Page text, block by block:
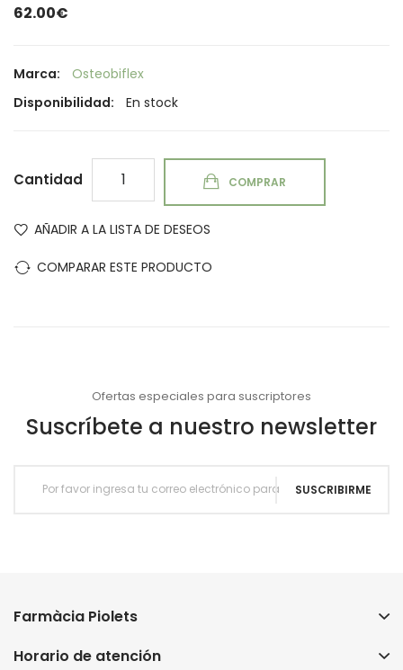
62.00€
Marca:
Osteobiflex
Disponibilidad:
En stock
Cantidad COMPRAR
AÑADIR A LA LISTA DE DESEOS
COMPARAR ESTE PRODUCTO
Ofertas especiales para suscriptores
Suscríbete a nuestro newsletter
SUSCRIBIRME
Farmàcia Piolets
Horario de atención